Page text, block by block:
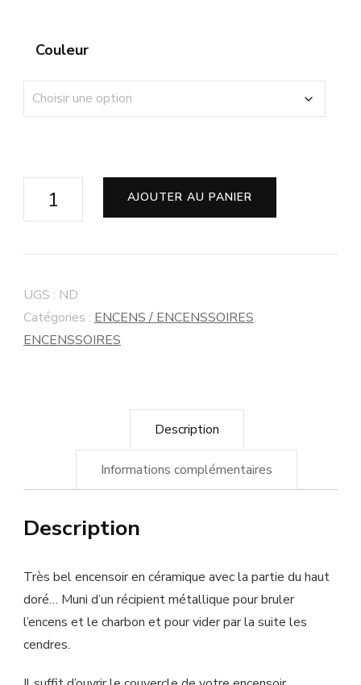
Couleur
AJOUTER AU PANIER
UGS : ND
Catégories : ENCENS / ENCENSSOIRES,
ENCENSSOIRES
Description
Informations complémentaires
Description
Très bel encensoir en céramique avec la partie du haut
doré… Muni d’un récipient métallique pour bruler
l’encens et le charbon et pour vider par la suite les
cendres.